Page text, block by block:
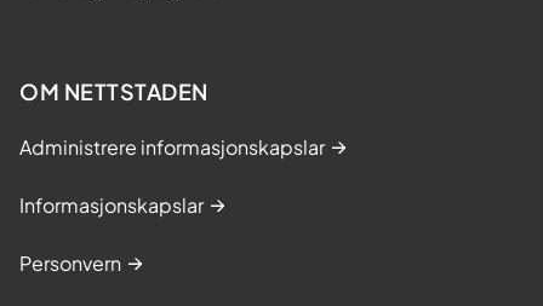
OM NETTSTADEN
Administrere informasjonskapslar
Informasjonskapslar
Personvern